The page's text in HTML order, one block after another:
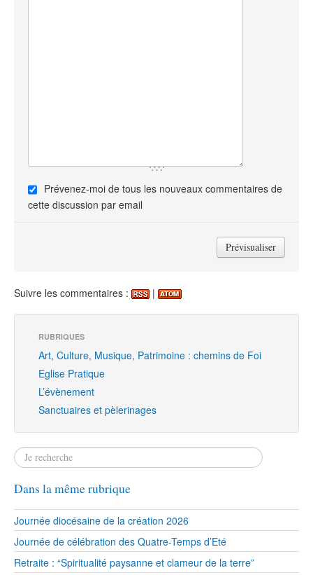
Prévenez-moi de tous les nouveaux commentaires de
cette discussion par email
Suivre les commentaires : |
RUBRIQUES
Art, Culture, Musique, Patrimoine : chemins de Foi
Eglise Pratique
L’évènement
Sanctuaires et pèlerinages
Dans la même rubrique
Journée diocésaine de la création 2026
Journée de célébration des Quatre-Temps d’Eté
Retraite : “Spiritualité paysanne et clameur de la terre”